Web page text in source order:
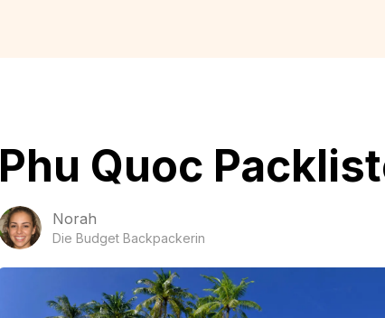
Phu Quoc
Norah
Die Budget Backpackerin